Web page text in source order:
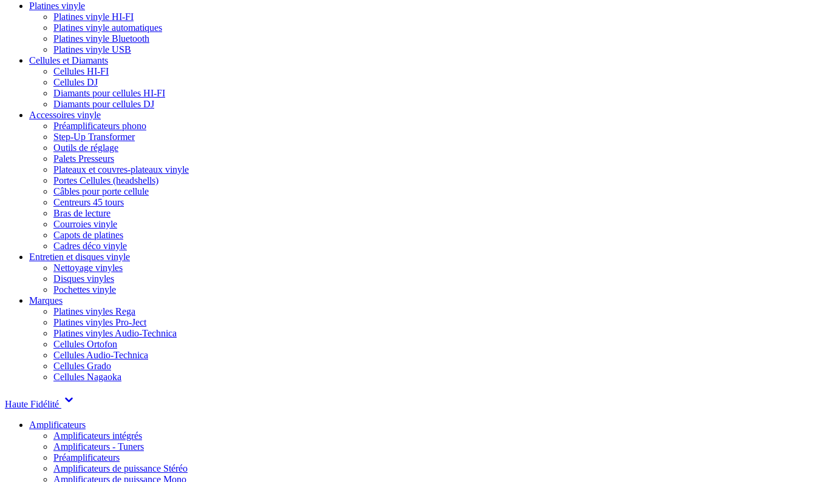
Platines vinyle
Platines vinyle HI-FI
Platines vinyle automatiques
Platines vinyle Bluetooth
Platines vinyle USB
Cellules et Diamants
Cellules HI-FI
Cellules DJ
Diamants pour cellules HI-FI
Diamants pour cellules DJ
Accessoires vinyle
Préamplificateurs phono
Step-Up Transformer
Outils de réglage
Palets Presseurs
Plateaux et couvres-plateaux vinyle
Portes Cellules (headshells)
Câbles pour porte cellule
Centreurs 45 tours
Bras de lecture
Courroies vinyle
Capots de platines
Cadres déco vinyle
Entretien et disques vinyle
Nettoyage vinyles
Disques vinyles
Pochettes vinyle
Marques
Platines vinyles Rega
Platines vinyles Pro-Ject
Platines vinyles Audio-Technica
Cellules Ortofon
Cellules Audio-Technica
Cellules Grado
Cellules Nagaoka
Haute Fidélité
Amplificateurs
Amplificateurs intégrés
Amplificateurs - Tuners
Préamplificateurs
Amplificateurs de puissance Stéréo
Amplificateurs de puissance Mono